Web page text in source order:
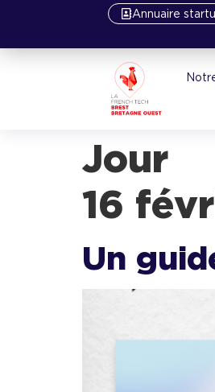
Annuaire
16
Un